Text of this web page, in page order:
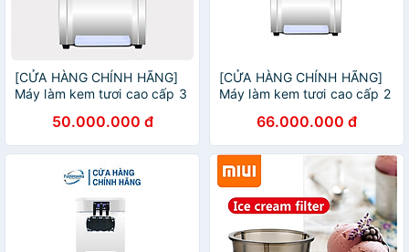
[CỬA HÀNG CHÍNH HÃNG]
Máy làm kem tươi cao cấp 3
50.000.000 đ
[CỬA HÀNG CHÍNH HÃNG]
Máy làm kem tươi cao cấp 2
66.000.000 đ